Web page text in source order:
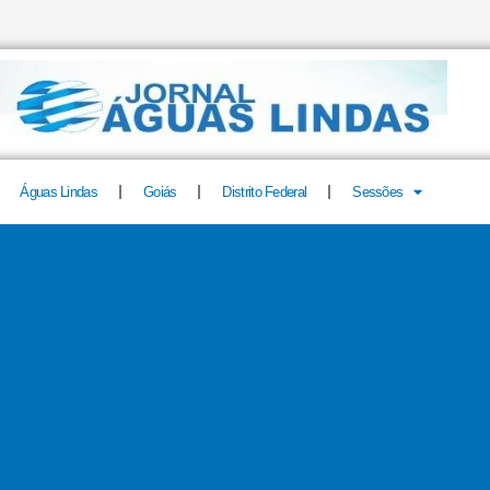
Águas Lindas Goiás Distrito Federal Sessões